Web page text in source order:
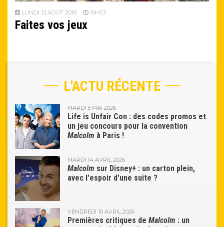
LUNDI 13 AOÛT 2018 10H53
Faites vos jeux
L'ACTU RÉCENTE
MARDI 5 MAI 2026
Life is Unfair Con : des codes promos et
un jeu concours pour la convention
Malcolm à Paris !
MARDI 14 AVRIL 2026
Malcolm sur Disney+ : un carton plein,
avec l'espoir d'une suite ?
VENDREDI 10 AVRIL 2026
Premières critiques de Malcolm : un